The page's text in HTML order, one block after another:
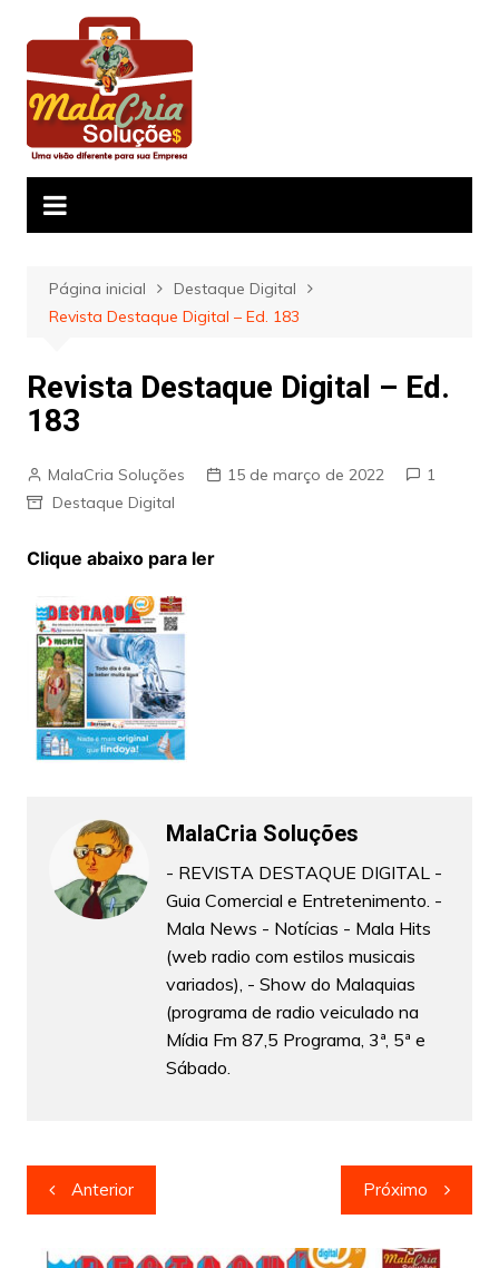
para
conteúdo
Página inicial
Destaque Digital
Revista Destaque Digital – Ed. 183
Revista Destaque Digital – Ed.
183
MalaCria Soluções 15 de março de 2022
1
Destaque Digital
Clique abaixo para ler
MalaCria Soluções
- REVISTA DESTAQUE DIGITAL -
Guia Comercial e Entretenimento. -
Mala News - Notícias - Mala Hits
(web radio com estilos musicais
variados), - Show do Malaquias
(programa de radio veiculado na
Mídia Fm 87,5 Programa, 3ª, 5ª e
Sábado.
Navegação
de
Post
Anterior Próximo